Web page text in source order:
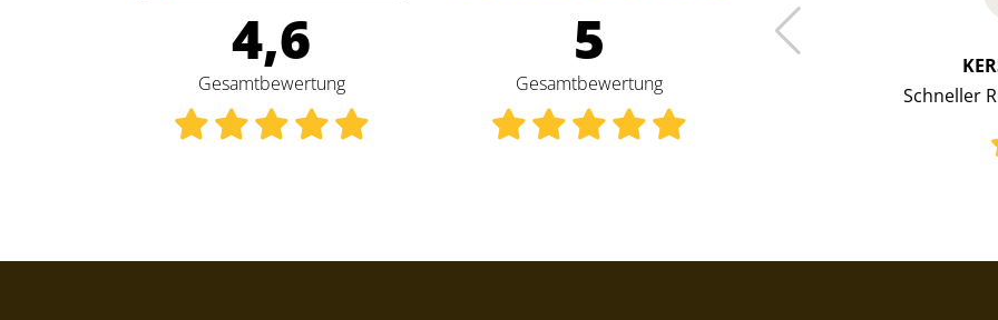
4,6
Gesamtbewertung
5
Gesamtbewertung
Sehr kompetente Beratung. Faire Verhandlungen
und gute Abwicklung vom Kauf des Wagens.
Schneller